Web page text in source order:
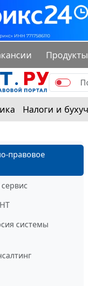
Продукты
Налоги и
правовое
системы